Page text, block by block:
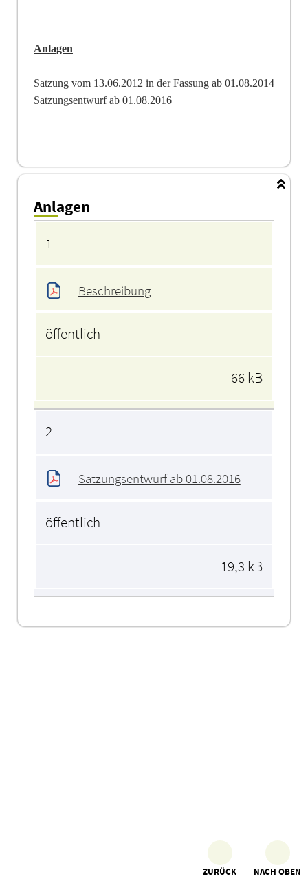
Anlagen
Satzung vom 13.06.2012 in der Fassung ab 01.08.2014
Satzungsentwurf ab 01.08.2016
Anlagen
1
Beschreibung
öffentlich
66 kB
2
Satzungsentwurf ab 01.08.2016
öffentlich
19,3 kB
ZURÜCK NACH OBEN